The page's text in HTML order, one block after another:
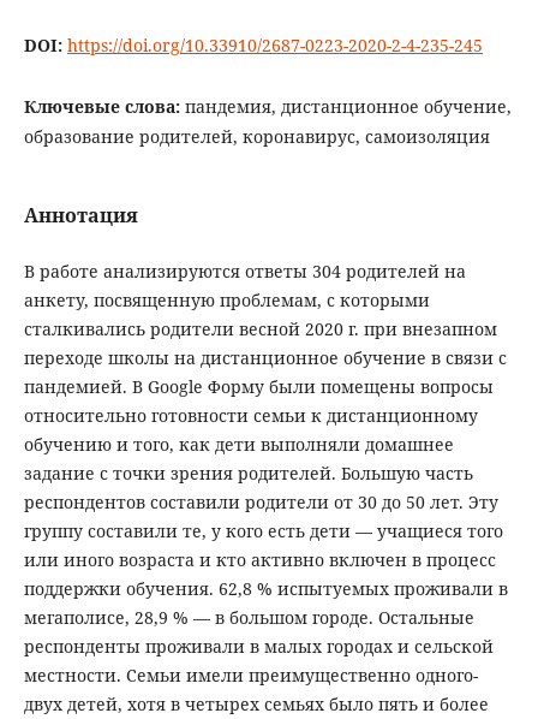
DOI: https://doi.org/10.33910/2687-0223-2020-2-4-235-245
Ключевые слова: пандемия, дистанционное обучение,
образование родителей, коронавирус, самоизоляция
Аннотация
В работе анализируются ответы 304 родителей на
анкету, посвященную проблемам, с которыми
сталкивались родители весной 2020 г. при внезапном
переходе школы на дистанционное обучение в связи с
пандемией. В Google Форму были помещены вопросы
относительно готовности семьи к дистанционному
обучению и того, как дети выполняли домашнее
задание с точки зрения родителей. Большую часть
респондентов составили родители от 30 до 50 лет. Эту
группу составили те, у кого есть дети — учащиеся того
или иного возраста и кто активно включен в процесс
поддержки обучения. 62,8 % испытуемых проживали в
мегаполисе, 28,9 % — в большом городе. Остальные
респонденты проживали в малых городах и сельской
местности. Семьи имели преимущественно одного-
двух детей, хотя в четырех семьях было пять и более